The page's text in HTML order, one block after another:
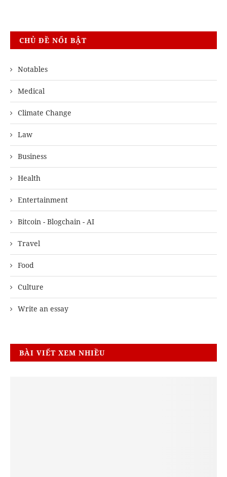
CHỦ ĐỀ NỔI BẬT
Notables
Medical
Climate Change
Law
Business
Health
Entertainment
Bitcoin - Blogchain - AI
Travel
Food
Culture
Write an essay
BÀI VIẾT XEM NHIỀU